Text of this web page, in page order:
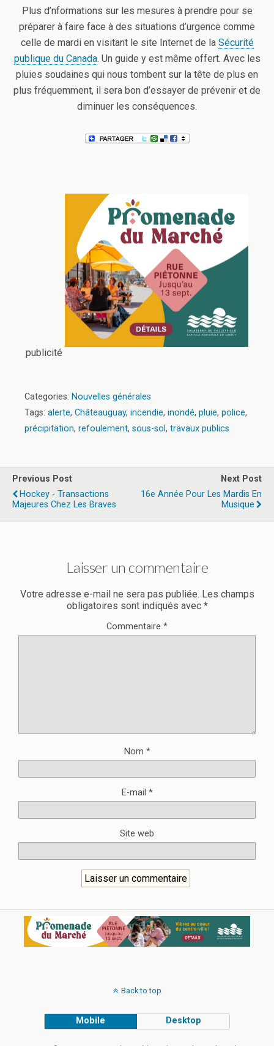
Plus d’nformations sur les mesures à prendre pour se
préparer à faire face à des situations d’urgence comme
celle de mardi en visitant le site Internet de la Sécurité
publique du Canada. Un guide y est même offert. Avec les
pluies soudaines qui nous tombent sur la tête de plus en
plus fréquemment, il sera bon d’essayer de prévenir et de
diminuer les conséquences.
publicité
Categories: Nouvelles générales
Tags: alerte, Châteauguay, incendie, inondé, pluie, police,
précipitation, refoulement, sous-sol , travaux publics
Previous Post
Hockey - Transactions
Majeures Chez Les Braves
Next Post
16e Année Pour Les Mardis En
Musique
Laisser un commentaire
Votre adresse e-mail ne sera pas publiée. Les champs
obligatoires sont indiqués avec *
Commentaire *
Nom *
E-mail *
Site web
Back to top
Mobile Desktop